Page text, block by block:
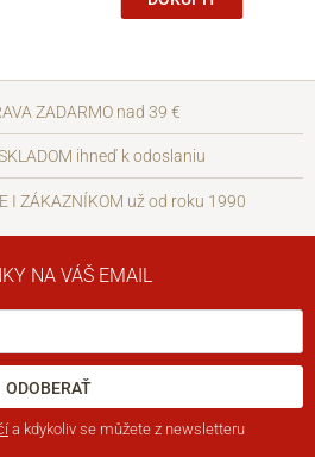
ZADARMO nad 39 €
ihneď k odoslaniu
I ZÁKAZNÍKOM už od roku 1990
NA VÁŠ EMAIL
ODOBERAŤ
a kdykoliv se můžete z newsletteru